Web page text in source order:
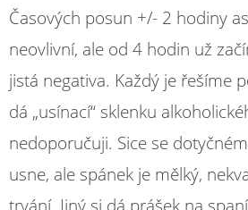
Časových posun +/- 2 hodiny
neovlivní, ale od 4 hodin už
jistá negativa. Každý je řešíme
dá „usínací“ sklenku
nedoporučuji. Sice se
usne, ale spánek je mělký,
trvání. Jiný si dá prášek na